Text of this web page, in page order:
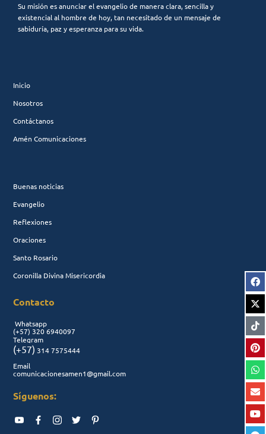
Su misión es anunciar el evangelio de manera clara, sencilla y
existencial al hombre de hoy, tan necesitado de un mensaje de
sabiduría, paz y esperanza para su vida.
Inicio
Nosotros
Contáctanos
Amén Comunicaciones
Buenas noticias
Evangelio
Reflexiones
Oraciones
Santo Rosario
Coronilla Divina Misericordia
Contacto
Whatsapp
(+57) 320 6940097
Telegram
(+57) 314 7575444
Email
comunicacionesamen1@gmail.com
Síguenos: